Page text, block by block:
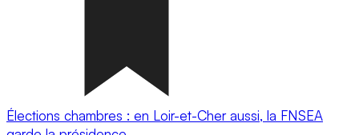
Élections chambres : en Loir-et-Cher aussi, la FNSEA